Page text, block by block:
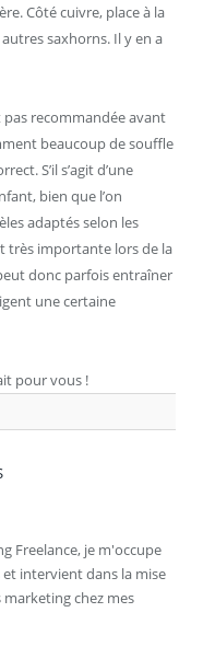
Côté cuivre, place à la
saxhorns. Il y en a
pas recommandée avant
beaucoup de souffle
S’il s’agit d’une
bien que l’on
adaptés selon les
très importante lors de la
donc parfois entraîner
une certaine
pour vous !
Freelance, je m'occupe
intervient dans la mise
marketing chez mes